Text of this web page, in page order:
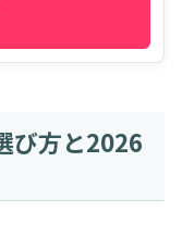
び方と2026